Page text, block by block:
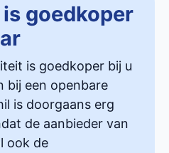
goedkoper
is goedkoper bij u
bij een openbare
is doorgaans erg
de aanbieder van
ook de